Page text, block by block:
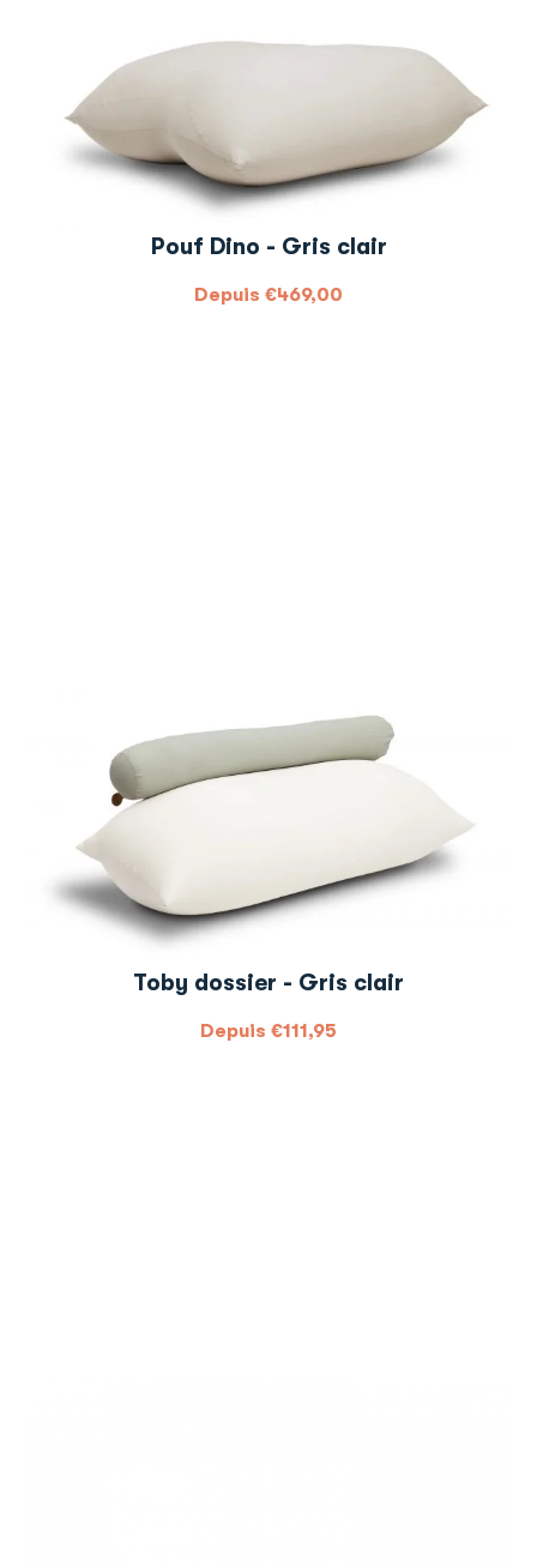
Pouf Dino - Gris clair
Depuis €469,00
Toby dossier - Gris clair
Depuis €111,95